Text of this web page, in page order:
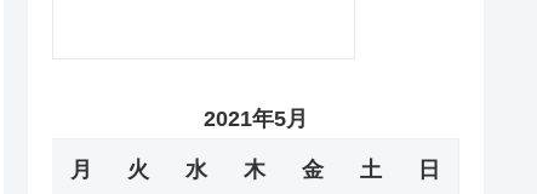
2021年5月
月 火 水 木 金 土 日